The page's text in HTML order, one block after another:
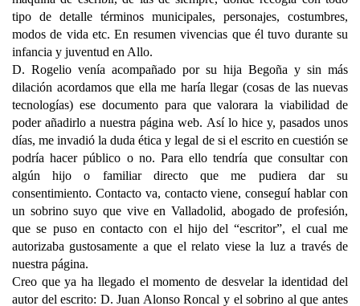
tipo de detalle términos municipales, personajes, costumbres,
modos de vida etc. En resumen vivencias que él tuvo durante su
infancia y juventud en Allo.
D. Rogelio venía acompañado por su hija Begoña y sin más
dilación acordamos que ella me haría llegar (cosas de las nuevas
tecnologías) ese documento para que valorara la viabilidad de
poder añadirlo a nuestra página web. Así lo hice y, pasados unos
días, me invadió la duda ética y legal de si el escrito en cuestión se
podría hacer público o no. Para ello tendría que consultar con
algún hijo o familiar directo que me pudiera dar su
consentimiento. Contacto va, contacto viene, conseguí hablar con
un sobrino suyo que vive en Valladolid, abogado de profesión,
que se puso en contacto con el hijo del “escritor”, el cual me
autorizaba gustosamente a que el relato viese la luz a través de
nuestra página.
Creo que ya ha llegado el momento de desvelar la identidad del
autor del escrito: D. Juan Alonso Roncal y el sobrino al que antes